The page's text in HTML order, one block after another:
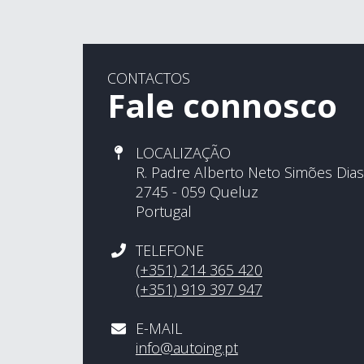
CONTACTOS
Fale connosco
LOCALIZAÇÃO
R. Padre Alberto Neto Simões
2745 - 059 Queluz
Portugal
TELEFONE
(+351) 214 365 420
(+351) 919 397 947
E-MAIL
info@autoing.pt